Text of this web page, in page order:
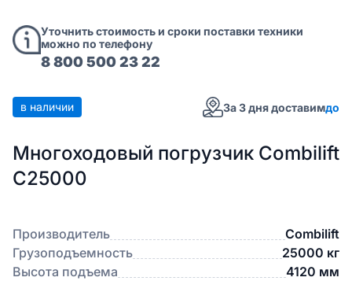
Уточнить стоимость и сроки поставки техники
можно по телефону
8 800 500 23 22
в наличии За 3 дня доставимдо
Многоходовый погрузчик Combilift
C25000
Производитель
Combilift
Грузоподъемность
25000 кг
Высота подъема
4120 мм